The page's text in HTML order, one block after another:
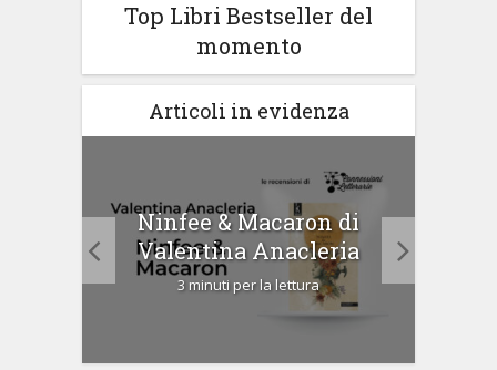
Top Libri Bestseller del
momento
Articoli in evidenza
Ninfee & Macaron di
Valentina Anacleria
3 minuti per la lettura